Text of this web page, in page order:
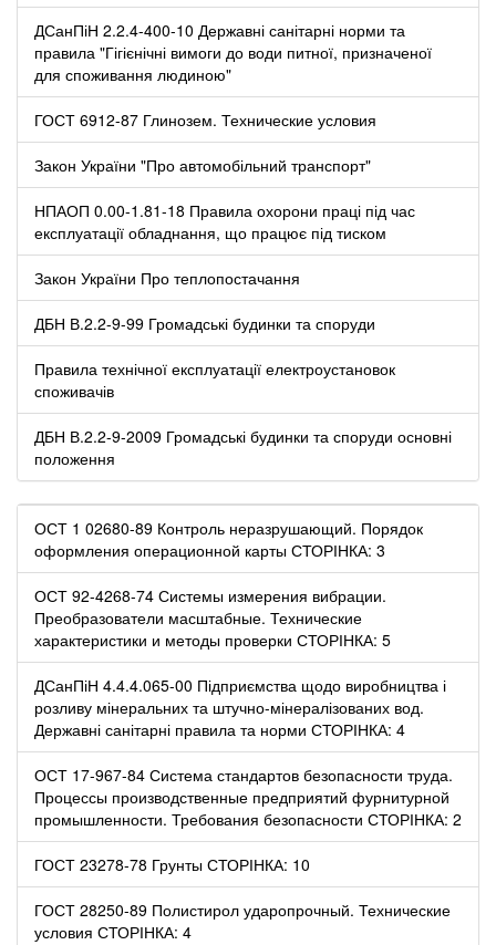
ДСанПіН 2.2.4-400-10 Державні санітарні норми та
правила "Гігієнічні вимоги до води питної, призначеної
для споживання людиною"
ГОСТ 6912-87 Глинозем. Технические условия
Закон України "Про автомобільний транспорт"
НПАОП 0.00-1.81-18 Правила охорони праці під час
експлуатації обладнання, що працює під тиском
Закон України Про теплопостачання
ДБН В.2.2-9-99 Громадські будинки та споруди
Правила технічної експлуатації електроустановок
споживачів
ДБН В.2.2-9-2009 Громадські будинки та споруди основні
положення
ОСТ 1 02680-89 Контроль неразрушающий. Порядок
оформления операционной карты СТОРІНКА: 3
ОСТ 92-4268-74 Системы измерения вибрации.
Преобразователи масштабные. Технические
характеристики и методы проверки СТОРІНКА: 5
ДСанПіН 4.4.4.065-00 Підприємства щодо виробництва і
розливу мінеральних та штучно-мінералізованих вод.
Державні санітарні правила та норми СТОРІНКА: 4
ОСТ 17-967-84 Система стандартов безопасности труда.
Процессы производственные предприятий фурнитурной
промышленности. Требования безопасности СТОРІНКА: 2
ГОСТ 23278-78 Грунты СТОРІНКА: 10
ГОСТ 28250-89 Полистирол ударопрочный. Технические
условия СТОРІНКА: 4